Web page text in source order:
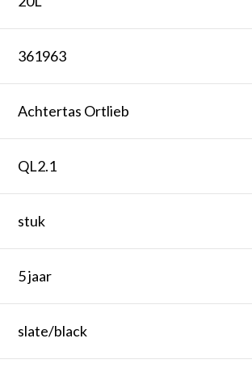
361963
Achtertas Ortlieb
QL2.1
stuk
5 jaar
slate/black